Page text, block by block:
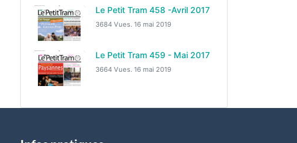
Le Petit Tram 458 -Avril 2017
3684 Vues. 16 mai 2019
Le Petit Tram 459 - Mai 2017
3664 Vues. 16 mai 2019